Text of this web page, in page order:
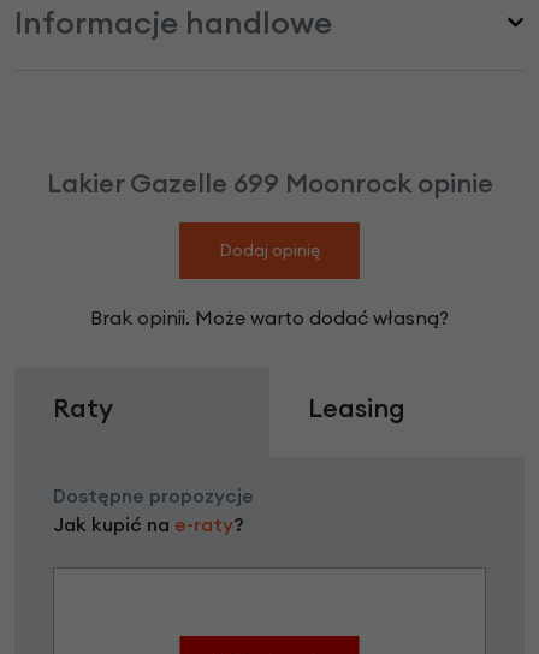
Informacje handlowe
Lakier Gazelle 699 Moonrock opinie
Dodaj opinię
Brak opinii. Może warto dodać własną?
Raty Leasing
Dostępne propozycje
Jak kupić na e-raty?